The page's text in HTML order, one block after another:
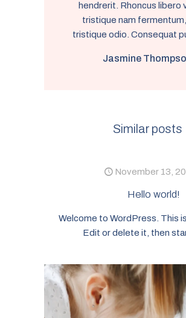
hendrerit. Rhoncus libero
tristique nam
tristique odio. Consequat
Jasmine
Similar posts
November 13,
Hello world!
Welcome to WordPress. This
Edit or delete it, then